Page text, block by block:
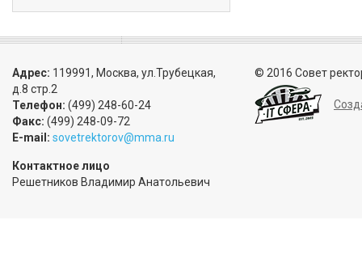
Адрес: 119991, Москва, ул.Трубецкая,
д.8 стр.2
Телефон: (499) 248-60-24
Факс: (499) 248-09-72
E-mail: sovetrektorov@mma.ru
Контактное лицо
Решетников Владимир Анатольевич
© 2016 Совет